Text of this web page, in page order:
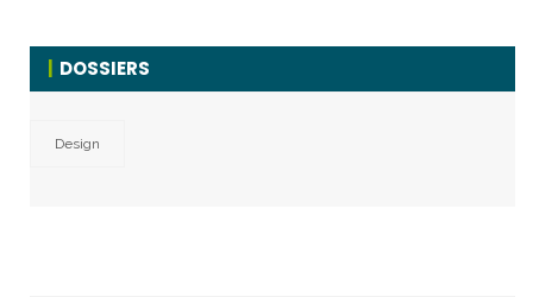
DOSSIERS
Design